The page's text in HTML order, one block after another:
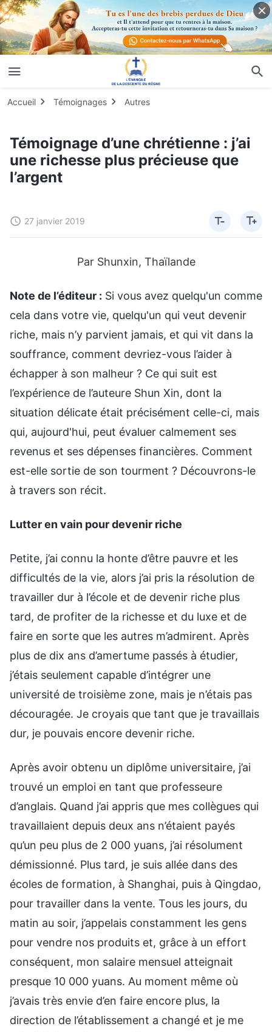
Accueil Témoignages Autres
Témoignage d’une chrétienne : j’ai
une richesse plus précieuse que
l’argent
27 janvier 2019
Par Shunxin, Thaïlande
Note de l’éditeur : Si vous avez quelqu'un comme
cela dans votre vie, quelqu'un qui veut devenir
riche, mais n’y parvient jamais, et qui vit dans la
souffrance, comment devriez-vous l’aider à
échapper à son malheur ? Ce qui suit est
l’expérience de l’auteure Shun Xin, dont la
situation délicate était précisément celle-ci, mais
qui, aujourd'hui, peut évaluer calmement ses
revenus et ses dépenses financières. Comment
est-elle sortie de son tourment ? Découvrons-le
à travers son récit.
Lutter en vain pour devenir riche
Petite, j’ai connu la honte d’être pauvre et les
difficultés de la vie, alors j’ai pris la résolution de
travailler dur à l’école et de devenir riche plus
tard, de profiter de la richesse et du luxe et de
faire en sorte que les autres m’admirent. Après
plus de dix ans d’amertume passés à étudier,
j’étais seulement capable d’intégrer une
université de troisième zone, mais je n’étais pas
découragée. Je croyais que tant que je travaillais
dur, je pouvais encore devenir riche.
Après avoir obtenu un diplôme universitaire, j’ai
trouvé un emploi en tant que professeure
d’anglais. Quand j’ai appris que mes collègues qui
travaillaient depuis deux ans n’étaient payés
qu’un peu plus de 2 000 yuans, j’ai résolument
démissionné. Plus tard, je suis allée dans des
écoles de formation, à Shanghai, puis à Qingdao,
pour travailler dans la vente. Tous les jours, du
matin au soir, j’appelais constamment les gens
pour vendre nos produits et, grâce à un effort
conséquent, mon salaire mensuel atteignait
presque 10 000 yuans. Au moment même où
j’avais très envie d’en faire encore plus, la
direction de l’établissement a changé et je me